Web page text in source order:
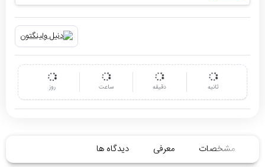
روز ساعت دقیقه ثانیه
مشخصات معرفی دیدگاه ها